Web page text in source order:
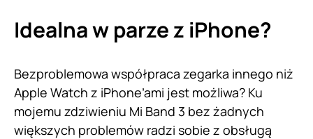
Idealna w parze z iPhone?
Bezproblemowa współpraca zegarka innego niż
Apple Watch z iPhone’ami jest możliwa? Ku
mojemu zdziwieniu Mi Band 3 bez żadnych
większych problemów radzi sobie z obsługą